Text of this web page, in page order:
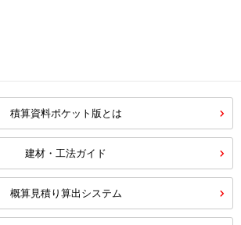
積算資料ポケット版とは
建材・工法ガイド
概算見積り算出システム